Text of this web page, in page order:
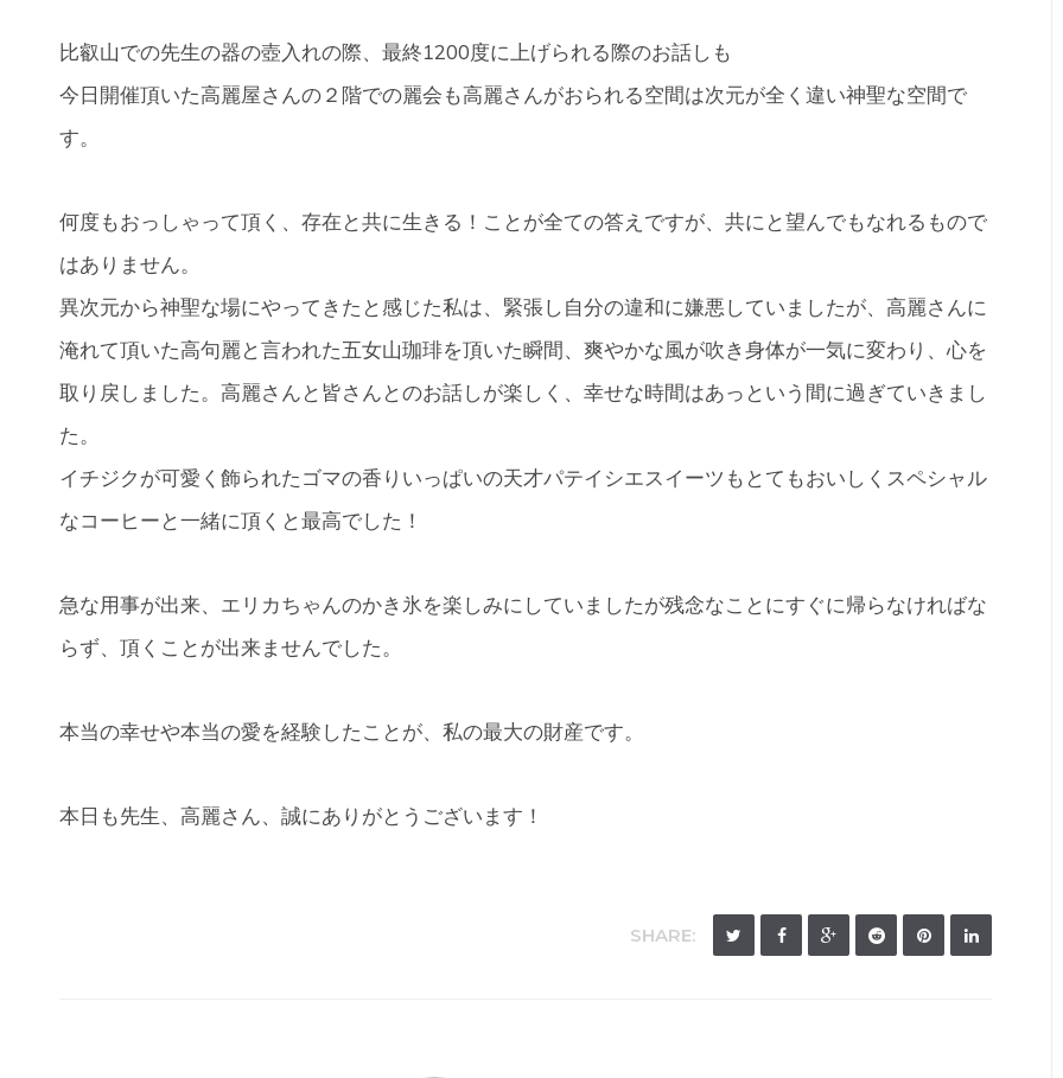
比叡山での先生の器の壺入れの際、最終1200度に上げられる際のお話しも
今日開催頂いた高麗屋さんの２階での麗会も高麗さんがおられる空間は次元が全く違い神聖な空間で
す。
何度もおっしゃって頂く、存在と共に生きる！ことが全ての答えですが、共にと望んでもなれるもので
はありません。
異次元から神聖な場にやってきたと感じた私は、緊張し自分の違和に嫌悪していましたが、高麗さんに
淹れて頂いた高句麗と言われた五女山珈琲を頂いた瞬間、爽やかな風が吹き身体が一気に変わり、心を
取り戻しました。高麗さんと皆さんとのお話しが楽しく、幸せな時間はあっという間に過ぎていきまし
た。
イチジクが可愛く飾られたゴマの香りいっぱいの天才パテイシエスイーツもとてもおいしくスペシャル
なコーヒーと一緒に頂くと最高でした！
急な用事が出来、エリカちゃんのかき氷を楽しみにしていましたが残念なことにすぐに帰らなければな
らず、頂くことが出来ませんでした。
本当の幸せや本当の愛を経験したことが、私の最大の財産です。
本日も先生、高麗さん、誠にありがとうございます！
SHARE: